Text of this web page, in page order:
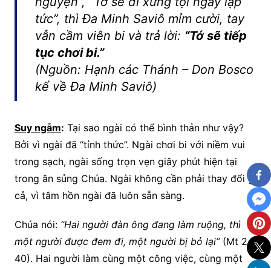
tức”, thì Đa Minh Saviô mỉm cười, tay
vẫn cầm viên bi và trả lời: “Tớ sẽ tiếp
tục chơi bi.”
(Nguồn: Hạnh các Thánh – Don Bosco
kể về Đa Minh Saviô)
Suy ngẫm: Tại sao ngài có thể bình thản như vậy?
Bởi vì ngài đã “tỉnh thức”. Ngài chơi bi với niềm vui
trong sạch, ngài sống trọn vẹn giây phút hiện tại
trong ân sủng Chúa. Ngài không cần phải thay đổi gì
cả, vì tâm hồn ngài đã luôn sẵn sàng.
Chúa nói: “Hai người đàn ông đang làm ruộng, thì
một người được đem đi, một người bị bỏ lại”(Mt 24,
40). Hai người làm cùng một công việc, cùng một